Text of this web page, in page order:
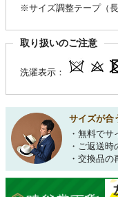
※サイズ調整テープ（
取り扱いのご注意
洗濯表示：
サイズが合
・無料でサ
・ご返送時
・交換品の